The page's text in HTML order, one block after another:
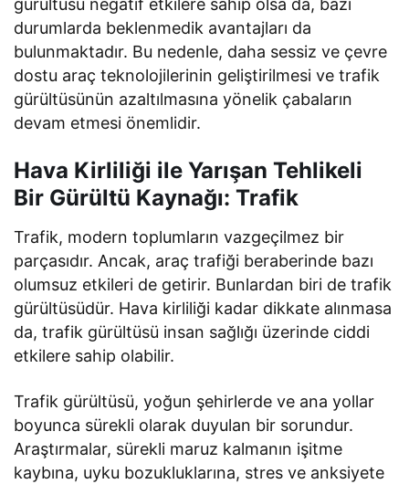
gürültüsü negatif etkilere sahip olsa da, bazı
durumlarda beklenmedik avantajları da
bulunmaktadır. Bu nedenle, daha sessiz ve çevre
dostu araç teknolojilerinin geliştirilmesi ve trafik
gürültüsünün azaltılmasına yönelik çabaların
devam etmesi önemlidir.
Hava Kirliliği ile Yarışan Tehlikeli
Bir Gürültü Kaynağı: Trafik
Trafik, modern toplumların vazgeçilmez bir
parçasıdır. Ancak, araç trafiği beraberinde bazı
olumsuz etkileri de getirir. Bunlardan biri de trafik
gürültüsüdür. Hava kirliliği kadar dikkate alınmasa
da, trafik gürültüsü insan sağlığı üzerinde ciddi
etkilere sahip olabilir.
Trafik gürültüsü, yoğun şehirlerde ve ana yollar
boyunca sürekli olarak duyulan bir sorundur.
Araştırmalar, sürekli maruz kalmanın işitme
kaybına, uyku bozukluklarına, stres ve anksiyete